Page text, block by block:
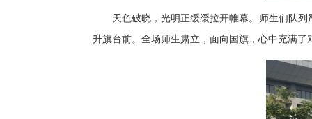
天色破晓，光明正缓缓拉开帷幕。师生们队
升旗台前。全场师生肃立，面向国旗，心中充满了